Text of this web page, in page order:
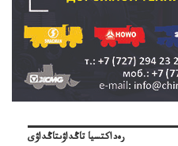
رەداكتسيا تاڭداۋىتاڭداۋى